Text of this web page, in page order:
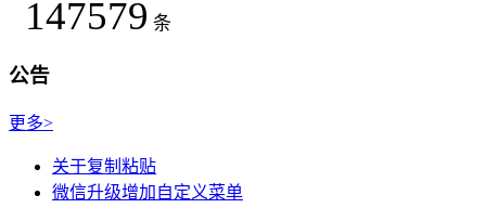
147579 条
公告
更多>
关于复制粘贴
微信升级增加自定义菜单